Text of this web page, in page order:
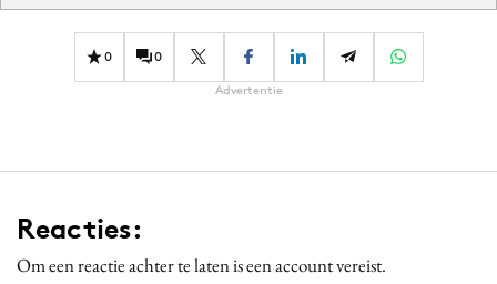
0 0
Advertentie
Reacties:
Om een reactie achter te laten is een account vereist.